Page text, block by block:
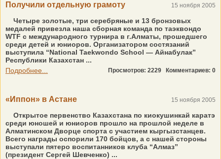
Получили отдельную грамоту 15 ноября 2005
Четыре золотые, три серебряные и 13 бронзовых
медалей привезла наша сборная команда по таэквондо
WTF с международного турнира в г.Алматы, прошедшего
среди детей и юниоров. Организатором состязаний
выступила “National Taekwondo School — Айнабулак”
Республики Казахстан ...
Подробнее...
Просмотров: 2229 Комментариев: 0
«Иппон» в Астане 15 ноября 2005
Открытое первенство Казахстана по киокушинкай каратэ
среди юношей и юниоров прошло на прошлой неделе в
Алматинском Дворце спорта с участием кыргызстанцев.
Всего награды оспорили 170 бойцов, а с нашей стороны
выступали пятеро воспитанников клуба “Алмаз”
(президент Сергей Шевченко) ...